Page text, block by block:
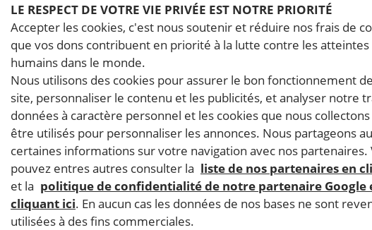
LE RESPECT DE VOTRE VIE PRIVÉE EST NOTRE PRIORITÉ
Accepter les cookies, c'est nous soutenir et réduire nos frais de
que vos dons contribuent en priorité à la lutte contre les
humains dans le monde.
Nous utilisons des cookies pour assurer le bon fonctionnement
site, personnaliser le contenu et les publicités, et analyser notre
données à caractère personnel et les cookies que nous
être utilisés pour personnaliser les annonces. Nous partageons
certaines informations sur votre navigation avec nos partenaires.
pouvez entres autres consulter la liste de nos partenaires en
et la politique de confidentialité de notre partenaire Google
cliquant ici. En aucun cas les données de nos bases ne sont
utilisées à des fins commerciales.